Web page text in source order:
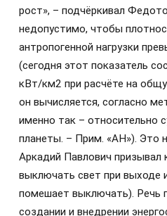
рост», – подчёркивал
недопустимо, чтобы
антропогенной нагрузки
(сегодня этот показатель
кВт/км2 при расчёте на
он вычисляется, согласно
именно так – относительно
планеты. – Прим. «АН»). Это
Аркадий Павлович призывал
выключать свет при выходе
помешает выключать). Речь
создании и внедрении